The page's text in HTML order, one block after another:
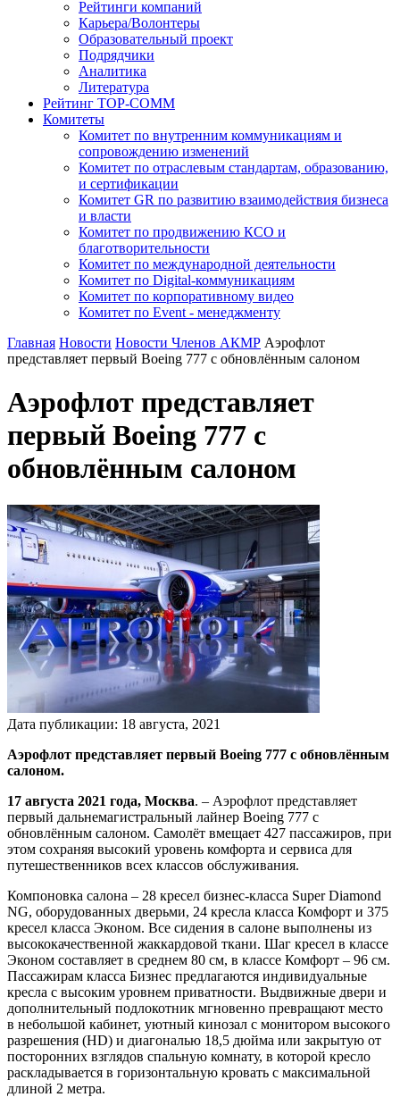
Рейтинги компаний
Карьера/Волонтеры
Образовательный проект
Подрядчики
Аналитика
Литература
Рейтинг TOP-COMM
Комитеты
Комитет по внутренним коммуникациям и
сопровождению изменений
Комитет по отраслевым стандартам, образованию,
и сертификации
Комитет GR по развитию взаимодействия бизнеса
и власти
Комитет по продвижению КСО и
благотворительности
Комитет по международной деятельности
Комитет по Digital-коммуникациям
Комитет по корпоративному видео
Комитет по Event - менеджменту
Главная Новости Новости Членов АКМР Аэрофлот
представляет первый Boeing 777 с обновлённым салоном
Аэрофлот представляет
первый Boeing 777 с
обновлённым салоном
Дата публикации: 18 августа, 2021
Аэрофлот представляет первый Boeing 777 с обновлённым
салоном.
17 августа 2021 года, Москва. – Аэрофлот представляет
первый дальнемагистральный лайнер Boeing 777 c
обновлённым салоном. Самолёт вмещает 427 пассажиров, при
этом сохраняя высокий уровень комфорта и сервиса для
путешественников всех классов обслуживания.
Компоновка салона – 28 кресел бизнес-класса Super Diamond
NG, оборудованных дверьми, 24 кресла класса Комфорт и 375
кресел класса Эконом. Все сидения в салоне выполнены из
высококачественной жаккардовой ткани. Шаг кресел в классе
Эконом составляет в среднем 80 см, в классе Комфорт – 96 см.
Пассажирам класса Бизнес предлагаются индивидуальные
кресла с высоким уровнем приватности. Выдвижные двери и
дополнительный подлокотник мгновенно превращают место
в небольшой кабинет, уютный кинозал с монитором высокого
разрешения (HD) и диагональю 18,5 дюйма или закрытую от
посторонних взглядов спальную комнату, в которой кресло
раскладывается в горизонтальную кровать с максимальной
длиной 2 метра.